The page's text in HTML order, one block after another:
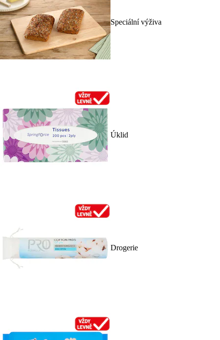
Speciální výživa
Úklid
Drogerie